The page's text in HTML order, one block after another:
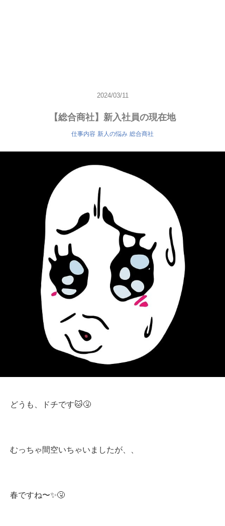
2024/03/11
【総合商社】新入社員の現在地
仕事内容 新人の悩み 総合商社
どうも、ドチです🐱🤧
むっちゃ間空いちゃいましたが、、
春ですね〜✨🤧